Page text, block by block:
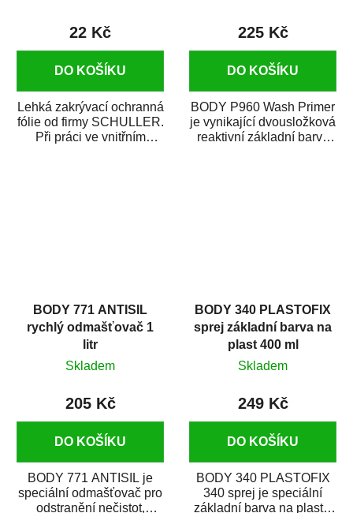
22 Kč
DO KOŠÍKU
Lehká zakrývací ochranná
fólie od firmy SCHULLER.
Při práci ve vnitřním
225 Kč
DO KOŠÍKU
BODY P960 Wash Primer
je vynikající dvousložková
reaktivní základní barva
BODY 771 ANTISIL
rychlý odmašťovač 1
litr
Skladem
205 Kč
DO KOŠÍKU
BODY 771 ANTISIL je
speciální odmašťovač pro
odstranění nečistot,
BODY 340 PLASTOFIX
sprej základní barva na
plast 400 ml
Skladem
249 Kč
DO KOŠÍKU
BODY 340 PLASTOFIX
340 sprej je speciální
základní barva na plasty,